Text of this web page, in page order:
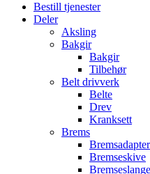
Bestill tjenester
Deler
Aksling
Bakgir
Bakgir
Tilbehør
Belt drivverk
Belte
Drev
Kranksett
Brems
Bremsadapter
Bremseskive